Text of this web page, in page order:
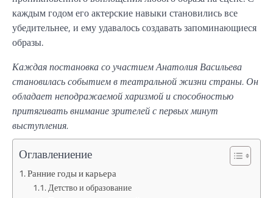
каждым годом его актерские навыки становились все
убедительнее, и ему удавалось создавать запоминающиеся
образы.
Каждая постановка со участием Анатолия Васильева
становилась событием в театральной жизни страны. Он
обладает неподражаемой харизмой и способностью
притягивать внимание зрителей с первых минут
выступления.
Оглавлениение
Ранние годы и карьера
Детство и образование